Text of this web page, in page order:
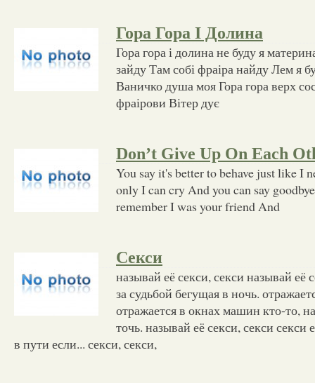
Гора Гора І Долина
Гора гора і долина не буду я
зайду Там собі фраіра найду Лем я
Ваничко душа моя Гора гора верх
фраірови Вітер дує
Don’t Give Up On Each
You say it's better to behave just like I
only I can cry And you can say
remember I was your friend And
Секси
называй её секси, секси называй её
за судьбой бегущая в ночь.
отражается в окнах машин кто-то,
точь. называй её секси, секси секси
в пути если... секси, секси,